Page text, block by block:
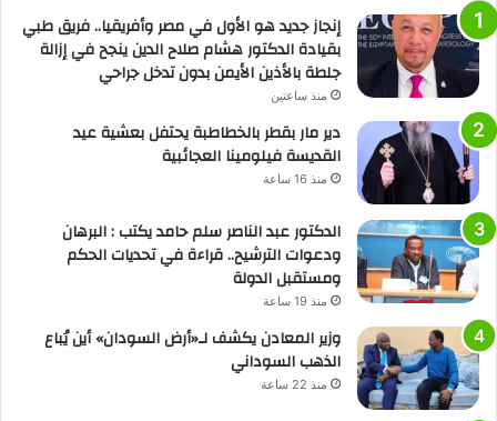
إنجاز جديد هو الأول في مصر وأفريقيا.. فريق طبي
بقيادة الدكتور هشام صلاح الدين ينجح في إزالة
جلطة بالأذين الأيمن بدون تدخل جراحي
منذ ساعتين
دير مار بقطر بالخطاطبة يحتفل بعشية عيد
القديسة فيلومينا العجائبية
منذ 16 ساعة
الدكتور عبد الناصر سلم حامد يكتب : البرهان
ودعوات الترشيح.. قراءة في تحديات الحكم
ومستقبل الدولة
منذ 19 ساعة
وزير المعادن يكشف لـ«أرض السودان» أين يُباع
الذهب السوداني
منذ 22 ساعة